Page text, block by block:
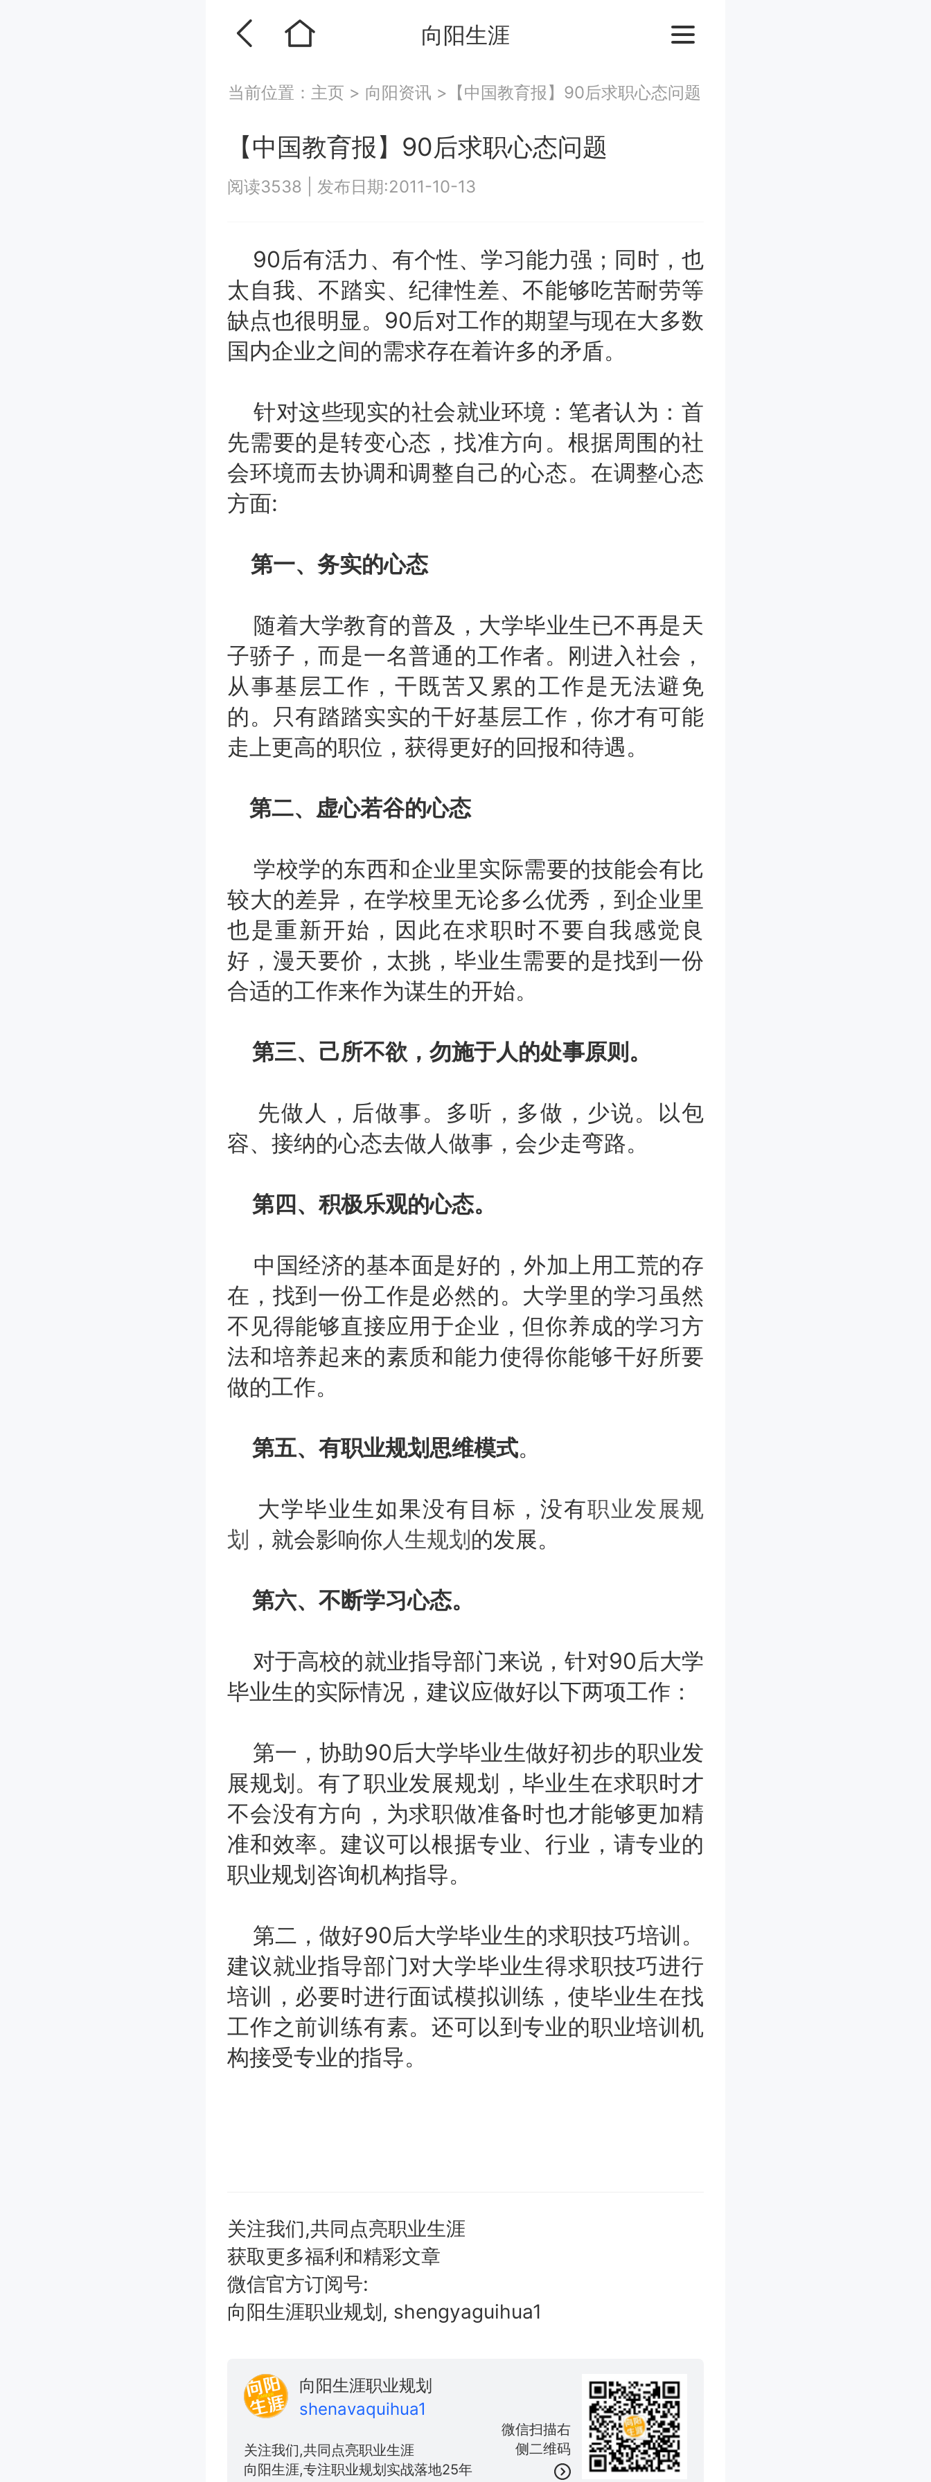
向阳生涯
当前位置： 主页 > 向阳资讯 >【中国教育报】90后求职心态问题
【中国教育报】90后求职心态问题
阅读3538 发布日期:2011-10-13
90后有活力、有个性、学习能力强；同时，也
太自我、不踏实、纪律性差、不能够吃苦耐劳等
缺点也很明显。90后对工作的期望与现在大多数
国内企业之间的需求存在着许多的矛盾。
针对这些现实的社会就业环境：笔者认为：首
先需要的是转变心态，找准方向。根据周围的社
会环境而去协调和调整自己的心态。在调整心态
方面:
第一、务实的心态
随着大学教育的普及，大学毕业生已不再是天
子骄子，而是一名普通的工作者。刚进入社会，
从事基层工作，干既苦又累的工作是无法避免
的。只有踏踏实实的干好基层工作，你才有可能
走上更高的职位，获得更好的回报和待遇。
第二、虚心若谷的心态
学校学的东西和企业里实际需要的技能会有比
较大的差异，在学校里无论多么优秀，到企业里
也是重新开始，因此在求职时不要自我感觉良
好，漫天要价，太挑，毕业生需要的是找到一份
合适的工作来作为谋生的开始。
第三、己所不欲，勿施于人的处事原则。
先做人，后做事。多听，多做，少说。以包
容、接纳的心态去做人做事，会少走弯路。
第四、积极乐观的心态。
中国经济的基本面是好的，外加上用工荒的存
在，找到一份工作是必然的。大学里的学习虽然
不见得能够直接应用于企业，但你养成的学习方
法和培养起来的素质和能力使得你能够干好所要
做的工作。
第五、有职业规划思维模式。
大学毕业生如果没有目标，没有职业发展规
划 ，就会影响你人生规划的发展。
第六、不断学习心态。
对于高校的就业指导部门来说，针对90后大学
毕业生的实际情况，建议应做好以下两项工作：
第一，协助90后大学毕业生做好初步的职业发
展规划。有了职业发展规划，毕业生在求职时才
不会没有方向，为求职做准备时也才能够更加精
准和效率。建议可以根据专业、行业，请专业的
职业规划咨询机构指导。
第二，做好90后大学毕业生的求职技巧培训。
建议就业指导部门对大学毕业生得求职技巧进行
培训，必要时进行面试模拟训练，使毕业生在找
工作之前训练有素。还可以到专业的职业培训机
构接受专业的指导。
关注我们,共同点亮职业生涯
获取更多福利和精彩文章
微信官方订阅号:
向阳生涯职业规划, shengyaguihua1
微信扫描右
侧二维码
向阳生涯职业规划
shenavaquihua1
关注我们,共同点亮职业生涯
向阳生涯,专注职业规划实战落地25年